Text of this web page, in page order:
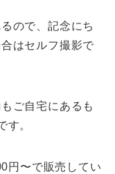
ので、記念にち
はセルフ撮影で
ご自宅にあるも
す。
円〜で販売してい